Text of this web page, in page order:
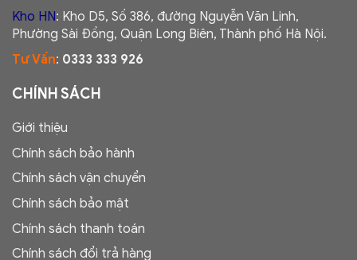
Kho HN: Kho D5, Số 386, đường Nguyễn Văn Linh,
Phường Sài Đồng, Quận Long Biên, Thành phố Hà Nội.
Tư Vấn: 0333 333 926
CHÍNH SÁCH
Giới thiệu
Chính sách bảo hành
Chính sách vận chuyển
Chính sách bảo mật
Chính sách thanh toán
Chính sách đổi trả hàng